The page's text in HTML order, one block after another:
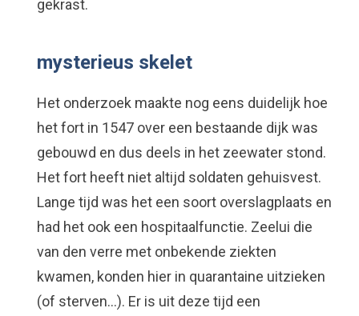
gekrast.
mysterieus skelet
Het onderzoek maakte nog eens duidelijk hoe
het fort in 1547 over een bestaande dijk was
gebouwd en dus deels in het zeewater stond.
Het fort heeft niet altijd soldaten gehuisvest.
Lange tijd was het een soort overslagplaats en
had het ook een hospitaalfunctie. Zeelui die
van den verre met onbekende ziekten
kwamen, konden hier in quarantaine uitzieken
(of sterven…). Er is uit deze tijd een